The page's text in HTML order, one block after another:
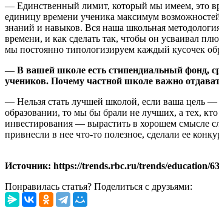
— Единственный лимит, который мы имеем, это
единицу времени ученика максимум
знаний и навыков. Вся наша школьная
времени, и как сделать так, чтобы он усваивал
мы постоянно типологизируем каждый кусочек
— В вашей школе есть стипендиальный фонд,
учеников. Почему частной школе важно
— Нельзя стать лучшей школой, если ваша цель —
образовании, то мы бы брали не лучших, а тех,
инвестирования — вырастить в хорошем смысле
привнесли в нее что-то полезное, сделали ее
Источник: https://trends.rbc.ru/trends/education/
Понравилась статья? Поделиться с друзьями: